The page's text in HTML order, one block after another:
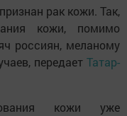
рак кожи. Так,
кожи, помимо
россиян, меланому
передает Татар-
кожи уже